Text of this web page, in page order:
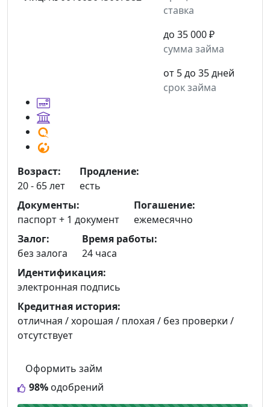
ставка
до 35 000 ₽
сумма займа
от 5 до 35 дней
срок займа
98% одобрений
Оформить займ
Возраст:
20 - 65 лет
Продление:
есть
Документы:
паспорт + 1 документ
Погашение:
ежемесячно
Залог:
без залога
Время работы:
24 часа
Идентификация:
электронная подпись
Кредитная история:
отличная / хорошая / плохая / без проверки /
отсутствует